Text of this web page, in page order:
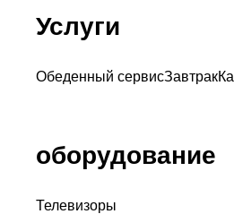
Услуги
Обеденный сервисЗавтрак
оборудование
Телевизоры